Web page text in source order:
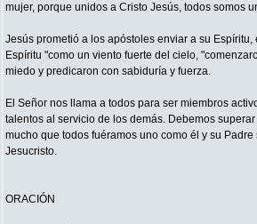
mujer, porque unidos a Cristo Jesús, todos somos
Jesús prometió a los apóstoles enviar a su
Espíritu "como un viento fuerte del cielo,
miedo y predicaron con sabiduría y fuerza.
El Señor nos llama a todos para ser miembros
talentos al servicio de los demás. Debemos
mucho que todos fuéramos uno como él y su
Jesucristo.
ORACIÓN